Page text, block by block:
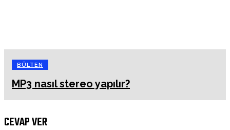
BÜLTEN
MP3 nasıl stereo yapılır?
CEVAP VER